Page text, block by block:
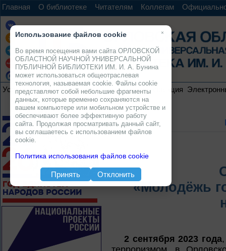
Главная О библиотеке Читателям Коллегам
Услуги Ресурсы Проекты Электронная коллекция
«Молодёжь
2 сентября 2023 года,
×
Использование файлов cookie
Во время посещения вами сайта ОРЛОВСКОЙ
ОБЛАСТНОЙ НАУЧНОЙ УНИВЕРСАЛЬНОЙ
ПУБЛИЧНОЙ БИБЛИОТЕКИ ИМ. И. А. Бунина
может использоваться общеотраслевая
технология, называемая cookie. Файлы cookie
представляют собой небольшие фрагменты
данных, которые временно сохраняются на
вашем компьютере или мобильном устройстве и
обеспечивают более эффективную работу
сайта. Продолжая просматривать данный сайт,
вы соглашаетесь с использованием файлов
cookie.
Политика использования файлов cookie
Принять Отклонить